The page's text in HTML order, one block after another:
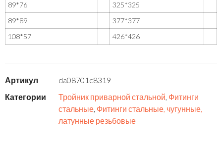
89*76
325*325
89*89
377*377
108*57
426*426
Артикул
da08701c8319
Категории
Тройник приварной стальной, Фитинги
стальные, Фитинги стальные, чугунные,
латунные резьбовые